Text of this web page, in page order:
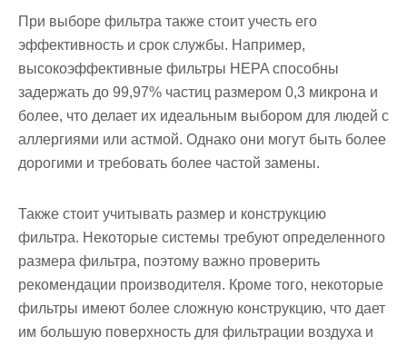
При выборе фильтра также стоит учесть его
эффективность и срок службы. Например,
высокоэффективные фильтры HEPA способны
задержать до 99,97% частиц размером 0,3 микрона и
более, что делает их идеальным выбором для людей с
аллергиями или астмой. Однако они могут быть более
дорогими и требовать более частой замены.
Также стоит учитывать размер и конструкцию
фильтра. Некоторые системы требуют определенного
размера фильтра, поэтому важно проверить
рекомендации производителя. Кроме того, некоторые
фильтры имеют более сложную конструкцию, что дает
им большую поверхность для фильтрации воздуха и